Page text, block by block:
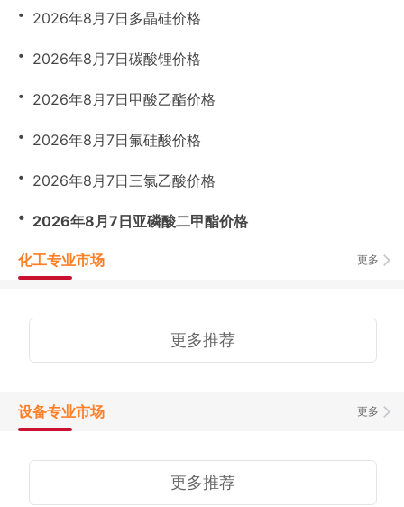
・ 2026年8月7日多晶硅价格
・ 2026年8月7日碳酸锂价格
・ 2026年8月7日甲酸乙酯价格
・ 2026年8月7日氟硅酸价格
・ 2026年8月7日三氯乙酸价格
・ 2026年8月7日亚磷酸二甲酯价格
更多
化工专业市场
更多推荐
更多
设备专业市场
更多推荐